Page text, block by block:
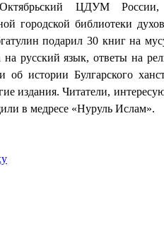
ЦДУМ
городской библиотеки
подарил 30 книг на
на русский язык, ответы на
об истории Булгарского
издания. Читатели,
в медресе «Нуруль Ислам».